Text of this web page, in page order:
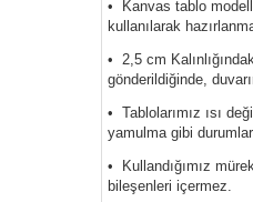
• Kanvas tablo
kullanılarak
• 2,5 cm
gönderildiğinde,
• Tablolarımız ısı
yamulma gibi
• Kullandığımız
bileşenleri içermez.